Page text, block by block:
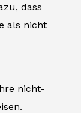
dass
als nicht
nicht-